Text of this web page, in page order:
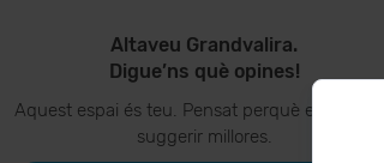
Altaveu Grandvalira.
Digue’ns què opines!
Aquest espai és teu. Pensat perquè ens puguis
suggerir millores.